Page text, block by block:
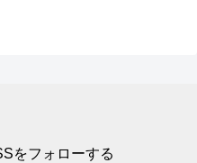
をフォローする